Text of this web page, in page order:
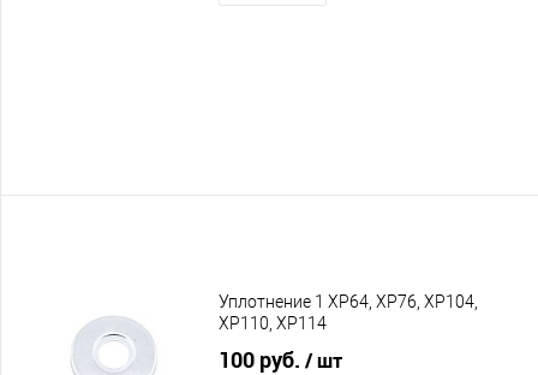
Уплотнение 1 XP64, XP76, XP104,
XP110, XP114
100 руб. / шт